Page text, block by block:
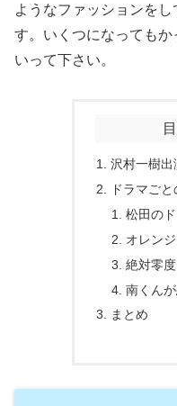
ようなファッションを
す。いくつになっても
いって下さい。
沢村一樹出
ドラマご
松田の
オレン
絶対零
南くん
まとめ